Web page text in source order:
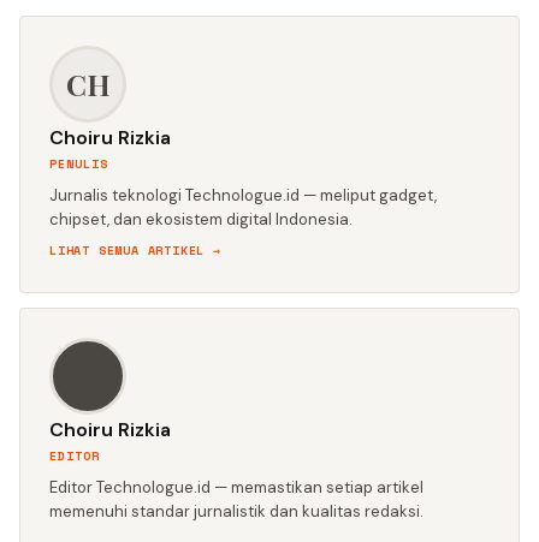
CH
Choiru Rizkia
PENULIS
Jurnalis teknologi Technologue.id — meliput gadget,
chipset, dan ekosistem digital Indonesia.
LIHAT SEMUA ARTIKEL →
Choiru Rizkia
EDITOR
Editor Technologue.id — memastikan setiap artikel
memenuhi standar jurnalistik dan kualitas redaksi.